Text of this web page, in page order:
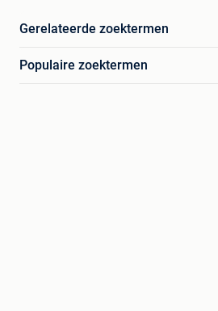
Gerelateerde zoektermen
Populaire zoektermen